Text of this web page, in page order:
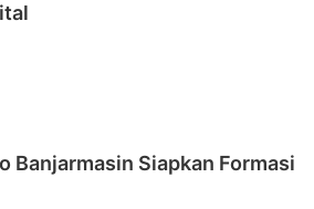
Banjarmasin Siapkan Formasi